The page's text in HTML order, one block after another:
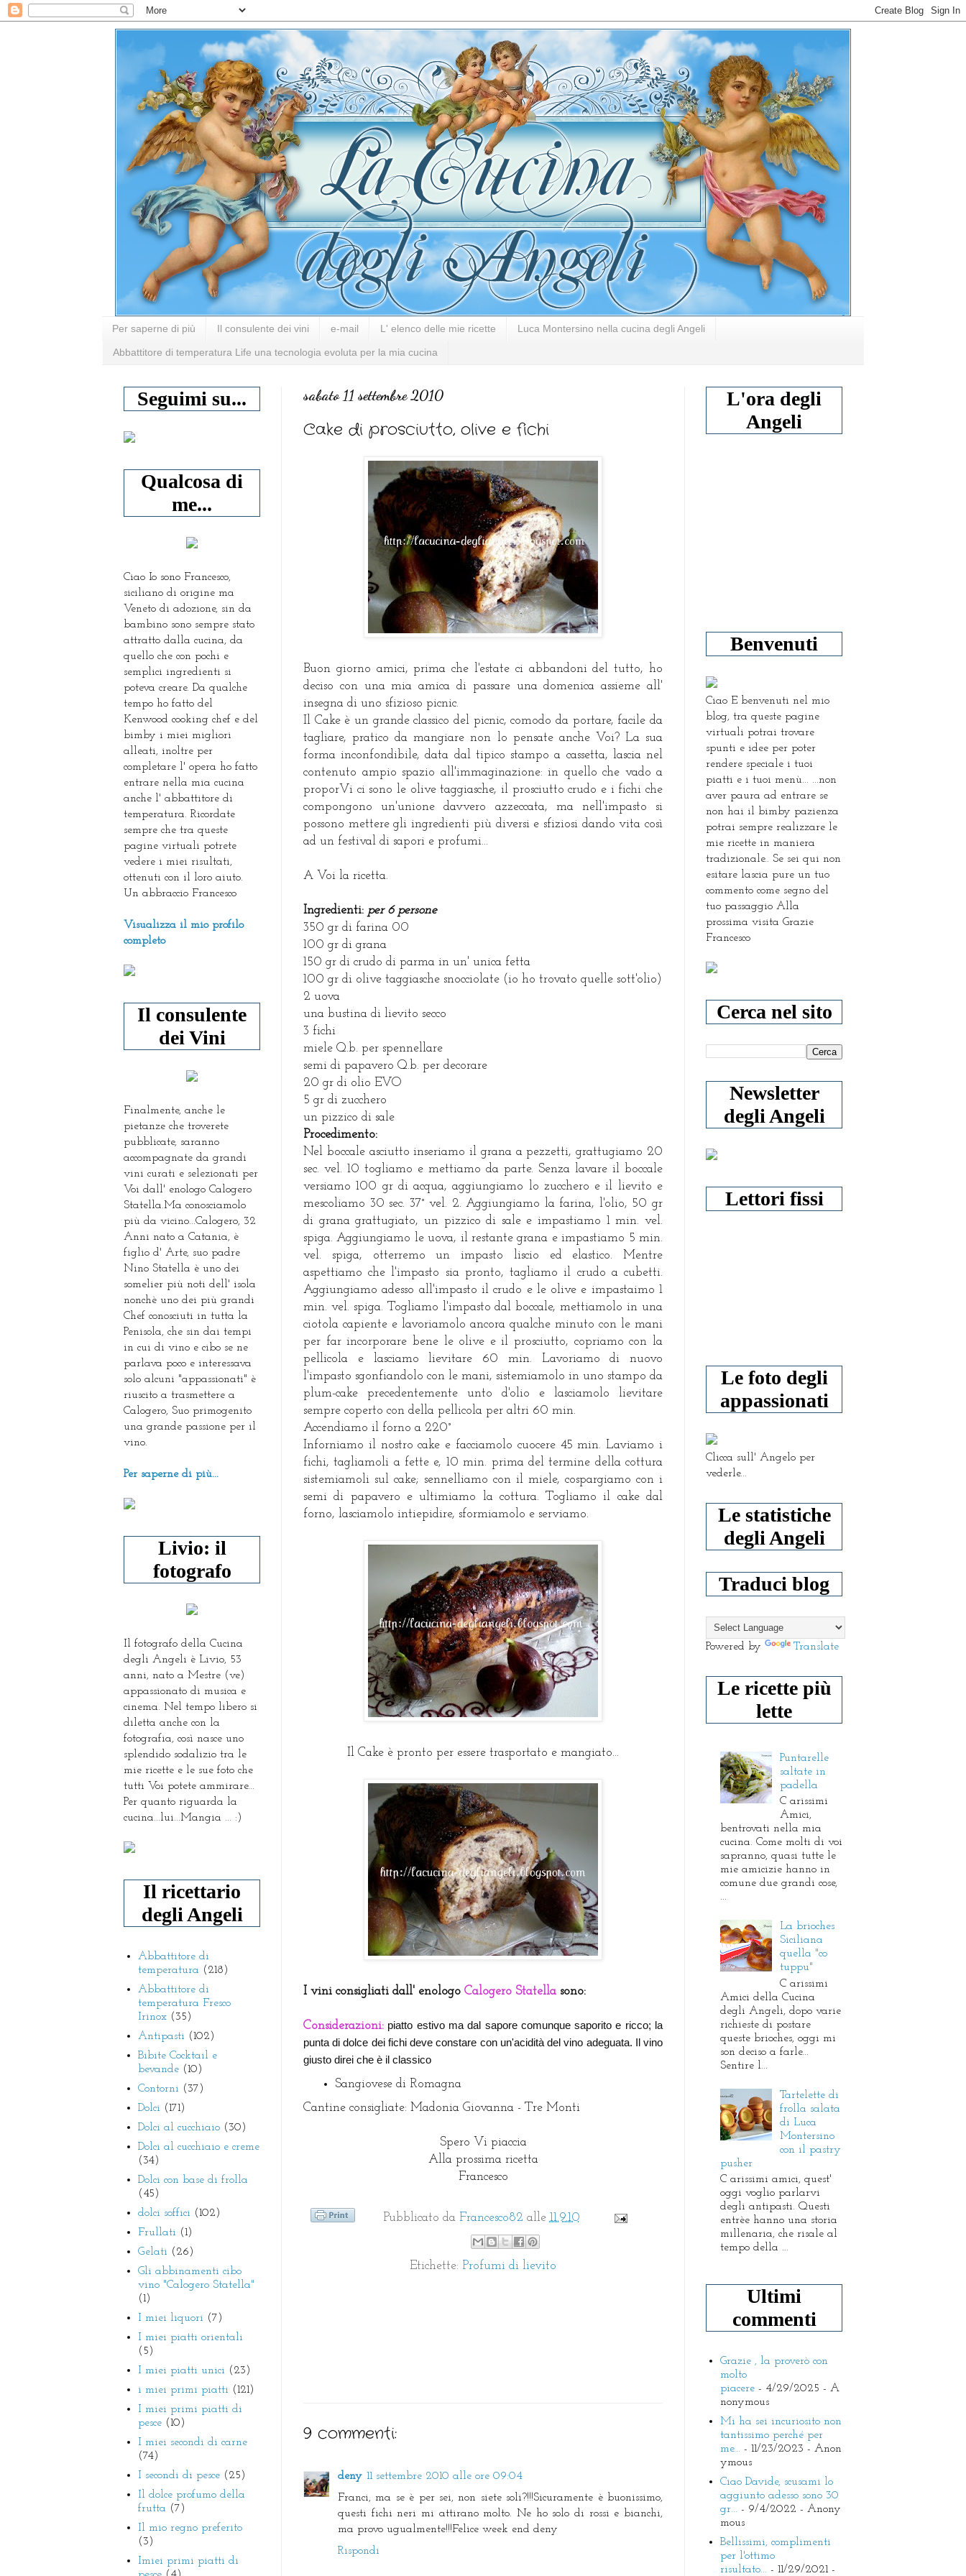
Per saperne di più Il consulente dei vini e-mail L' elenco delle mie ricette Luca Montersino nella cucina degli Angeli
Abbattitore di temperatura Life una tecnologia evoluta per la mia cucina
sabato 11 settembre 2010
Cake di prosciutto, olive e fichi
Buon giorno amici, prima che l'estate ci abbandoni del tutto, ho
deciso con una mia amica di passare una domenica assieme all'
insegna di uno sfizioso picnic.
Il Cake è un grande classico del picnic, comodo da portare, facile da
tagliare, pratico da mangiare non lo pensate anche Voi? La sua
forma inconfondibile, data dal tipico stampo a cassetta, lascia nel
contenuto ampio spazio all'immaginazione: in quello che vado a
proporVi ci sono le olive taggiasche, il prosciutto crudo e i fichi che
compongono un'unione davvero azzeccata, ma nell'impasto si
possono mettere gli ingredienti più diversi e sfiziosi dando vita così
ad un festival di sapori e profumi...
A Voi la ricetta.
Ingredienti: per 6 persone
350 gr di farina 00
100 gr di grana
150 gr di crudo di parma in un' unica fetta
100 gr di olive taggiasche snocciolate (io ho trovato quelle sott'olio)
2 uova
una bustina di lievito secco
3 fichi
miele Q.b. per spennellare
semi di papavero Q.b. per decorare
20 gr di olio EVO
5 gr di zucchero
un pizzico di sale
Procedimento:
Nel boccale asciutto inseriamo il grana a pezzetti, grattugiamo 20
sec. vel. 10 togliamo e mettiamo da parte. Senza lavare il boccale
versiamo 100 gr di acqua, aggiungiamo lo zucchero e il lievito e
mescoliamo 30 sec. 37° vel. 2. Aggiungiamo la farina, l'olio, 50 gr
di grana grattugiato, un pizzico di sale e impastiamo 1 min. vel.
spiga. Aggiungiamo le uova, il restante grana e impastiamo 5 min.
vel. spiga, otterremo un impasto liscio ed elastico. Mentre
aspettiamo che l'impasto sia pronto, tagliamo il crudo a cubetti.
Aggiungiamo adesso all'impasto il crudo e le olive e impastaimo 1
min. vel. spiga. Togliamo l'impasto dal boccale, mettiamolo in una
ciotola capiente e lavoriamolo ancora qualche minuto con le mani
per far incorporare bene le olive e il prosciutto, copriamo con la
pellicola e lasciamo lievitare 60 min. Lavoriamo di nuovo
l'impasto sgonfiandolo con le mani, sistemiamolo in uno stampo da
plum-cake precedentemente unto d'olio e lasciamolo lievitare
sempre coperto con della pellicola per altri 60 min.
Accendiamo il forno a 220°
Inforniamo il nostro cake e facciamolo cuocere 45 min. Laviamo i
fichi, tagliamoli a fette e, 10 min. prima del termine della cottura
sistemiamoli sul cake; sennelliamo con il miele, cospargiamo con i
semi di papavero e ultimiamo la cottura. Togliamo il cake dal
forno, lasciamolo intiepidire, sformiamolo e serviamo.
Il Cake è pronto per essere trasportato e mangiato...
I vini consigliati dall' enologo Calogero Statella sono:
Considerazioni: piatto estivo ma dal sapore comunque saporito e ricco; la
punta di dolce dei fichi deve constare con un'acidità del vino adeguata. Il vino
giusto direi che è il classico
Sangiovese di Romagna
Cantine consigliate: Madonia Giovanna - Tre Monti
Spero Vi piaccia
Alla prossima ricetta
Francesco
Pubblicato da Francesco82 alle 11.9.10
Etichette: Profumi di lievito
9 commenti:
deny 11 settembre 2010 alle ore 09:04
Franci, ma se è per sei, non siete soli?!!!Sicuramente è buonissimo,
questi fichi neri mi attirano molto. Ne ho solo di rossi e bianchi,
ma provo ugualmente!!!Felice week end deny
Rispondi
Seguimi su...
Qualcosa di
me...
Ciao Io sono Francesco,
siciliano di origine ma
Veneto di adozione, sin da
bambino sono sempre stato
attratto dalla cucina, da
quello che con pochi e
semplici ingredienti si
poteva creare. Da qualche
tempo ho fatto del
Kenwood cooking chef e del
bimby i miei migliori
alleati, inoltre per
completare l' opera ho fatto
entrare nella mia cucina
anche l' abbattitore di
temperatura. Ricordate
sempre che tra queste
pagine virtuali potrete
vedere i miei risultati,
ottenuti con il loro aiuto.
Un abbraccio Francesco
Visualizza il mio profilo
completo
Il consulente
dei Vini
Finalmente, anche le
pietanze che troverete
pubblicate, saranno
accompagnate da grandi
vini curati e selezionati per
Voi dall' enologo Calogero
Statella.Ma conosciamolo
più da vicino...Calogero, 32
Anni nato a Catania, è
figlio d' Arte, suo padre
Nino Statella è uno dei
somelier più noti dell' isola
nonchè uno dei più grandi
Chef conosciuti in tutta la
Penisola, che sin dai tempi
in cui di vino e cibo se ne
parlava poco e interessava
solo alcuni "appassionati" è
riuscito a trasmettere a
Calogero, Suo primogenito
una grande passione per il
vino.
Per saperne di più...
Livio: il
fotografo
Il fotografo della Cucina
degli Angeli è Livio, 53
anni, nato a Mestre (ve)
appassionato di musica e
cinema. Nel tempo libero si
diletta anche con la
fotografia, così nasce uno
splendido sodalizio tra le
mie ricette e le sue foto che
tutti Voi potete ammirare...
Per quanto riguarda la
cucina...lui...Mangia ... :)
Il ricettario
degli Angeli
Abbattitore di
temperatura (218)
Abbattitore di
temperatura Fresco
Irinox (35)
Antipasti (102)
Bibite Cocktail e
bevande (10)
Contorni (37)
Dolci (171)
Dolci al cucchiaio (30)
Dolci al cucchiaio e creme
(34)
Dolci con base di frolla
(45)
dolci soffici (102)
Frullati (1)
Gelati (26)
Gli abbinamenti cibo
vino "Calogero Statella"
(1)
I miei liquori (7)
I miei piatti orientali
(5)
I miei piatti unici (23)
i miei primi piatti (121)
I miei primi piatti di
pesce (10)
I miei secondi di carne
(74)
I secondi di pesce (25)
Il dolce profumo della
frutta (7)
Il mio regno preferito
(3)
Imiei primi piatti di
L'ora degli
Angeli
Benvenuti
Ciao E benvenuti nel mio
blog, tra queste pagine
virtuali potrai trovare
spunti e idee per poter
rendere speciale i tuoi
piatti e i tuoi menù... ...non
aver paura ad entrare se
non hai il bimby pazienza
potrai sempre realizzare le
mie ricette in maniera
tradizionale.. Se sei qui non
esitare lascia pure un tuo
commento come segno del
tuo passaggio Alla
prossima visita Grazie
Francesco
Cerca nel sito
Newsletter
degli Angeli
Lettori fissi
Le foto degli
appassionati
Clicca sull' Angelo per
vederle...
Le statistiche
degli Angeli
Traduci blog
Powered by Translate
Le ricette più
lette
Puntarelle
saltate in
padella
C arissimi
Amici,
bentrovati nella mia
cucina. Come molti di voi
sapranno, quasi tutte le
mie amicizie hanno in
comune due grandi cose,
...
La brioches
Siciliana
quella "co
tuppu"
C arissimi
Amici della Cucina
degli Angeli, dopo varie
richieste di postare
queste brioches, oggi mi
son deciso a farle...
Sentire l...
Tartelette di
frolla salata
di Luca
Montersino
con il pastry
pusher
C arissimi amici, quest'
oggi voglio parlarvi
degli antipasti. Questi
entrèe hanno una storia
millenaria, che risale al
tempo della ...
Ultimi
commenti
Grazie , la proverò con
molto
piacere - 4/29/2025 - A
nonymous
Mi ha sei incuriosito non
tantissimo perché per
me... - 11/23/2023 - Anon
ymous
Ciao Davide, scusami lo
aggiunto adesso sono 30
gr... - 9/4/2022 - Anony
mous
Bellissimi, complimenti
per l'ottimo
risultato... - 11/29/2021-